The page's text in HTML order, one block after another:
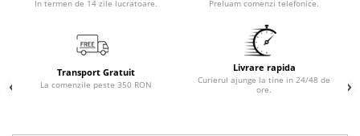
In termen de 14 zile lucratoare. Preluam comenzi telefonice.
Transport Gratuit
La comenzile peste 350 RON
Livrare rapida
Curierul ajunge la tine in 24/48 de
ore.